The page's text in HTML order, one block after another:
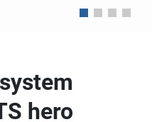
hero